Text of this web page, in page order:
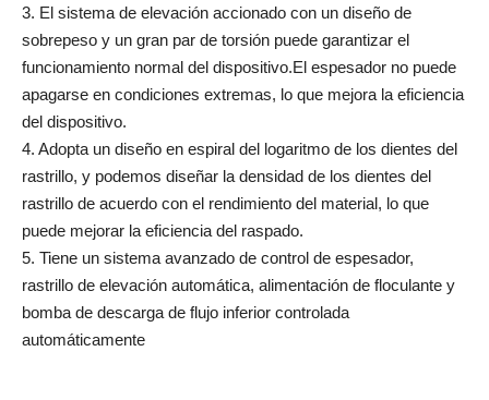
3. El sistema de elevación accionado con un diseño de
sobrepeso y un gran par de torsión puede garantizar el
funcionamiento normal del dispositivo.El espesador no puede
apagarse en condiciones extremas, lo que mejora la eficiencia
del dispositivo.
4. Adopta un diseño en espiral del logaritmo de los dientes del
rastrillo, y podemos diseñar la densidad de los dientes del
rastrillo de acuerdo con el rendimiento del material, lo que
puede mejorar la eficiencia del raspado.
5. Tiene un sistema avanzado de control de espesador,
rastrillo de elevación automática, alimentación de floculante y
bomba de descarga de flujo inferior controlada
automáticamente